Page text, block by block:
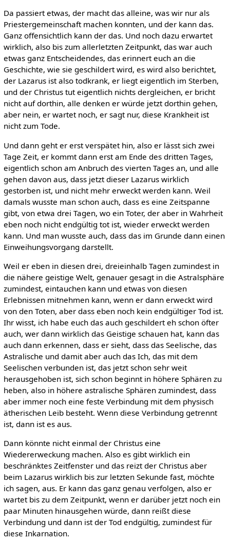
Da passiert etwas, der macht das alleine, was wir nur als
Priestergemeinschaft machen konnten, und der kann das.
Ganz offensichtlich kann der das. Und noch dazu erwartet
wirklich, also bis zum allerletzten Zeitpunkt, das war auch
etwas ganz Entscheidendes, das erinnert euch an die
Geschichte, wie sie geschildert wird, es wird also berichtet,
der Lazarus ist also todkrank, er liegt eigentlich im Sterben,
und der Christus tut eigentlich nichts dergleichen, er bricht
nicht auf dorthin, alle denken er würde jetzt dorthin gehen,
aber nein, er wartet noch, er sagt nur, diese Krankheit ist
nicht zum Tode.
Und dann geht er erst verspätet hin, also er lässt sich zwei
Tage Zeit, er kommt dann erst am Ende des dritten Tages,
eigentlich schon am Anbruch des vierten Tages an, und alle
gehen davon aus, dass jetzt dieser Lazarus wirklich
gestorben ist, und nicht mehr erweckt werden kann. Weil
damals wusste man schon auch, dass es eine Zeitspanne
gibt, von etwa drei Tagen, wo ein Toter, der aber in Wahrheit
eben noch nicht endgültig tot ist, wieder erweckt werden
kann. Und man wusste auch, dass das im Grunde dann einen
Einweihungsvorgang darstellt.
Weil er eben in diesen drei, dreieinhalb Tagen zumindest in
die nähere geistige Welt, genauer gesagt in die Astralsphäre
zumindest, eintauchen kann und etwas von diesen
Erlebnissen mitnehmen kann, wenn er dann erweckt wird
von den Toten, aber dass eben noch kein endgültiger Tod ist.
Ihr wisst, ich habe euch das auch geschildert eh schon öfter
auch, wer dann wirklich das Geistige schauen hat, kann das
auch dann erkennen, dass er sieht, dass das Seelische, das
Astralische und damit aber auch das Ich, das mit dem
Seelischen verbunden ist, das jetzt schon sehr weit
herausgehoben ist, sich schon beginnt in höhere Sphären zu
heben, also in höhere astralische Sphären zumindest, dass
aber immer noch eine feste Verbindung mit dem physisch
ätherischen Leib besteht. Wenn diese Verbindung getrennt
ist, dann ist es aus.
Dann könnte nicht einmal der Christus eine
Wiedererweckung machen. Also es gibt wirklich ein
beschränktes Zeitfenster und das reizt der Christus aber
beim Lazarus wirklich bis zur letzten Sekunde fast, möchte
ich sagen, aus. Er kann das ganz genau verfolgen, also er
wartet bis zu dem Zeitpunkt, wenn er darüber jetzt noch ein
paar Minuten hinausgehen würde, dann reißt diese
Verbindung und dann ist der Tod endgültig, zumindest für
diese Inkarnation.